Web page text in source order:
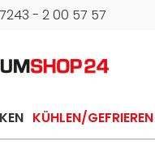
- 2 00 57 57
KÜHLEN/GEFRIEREN